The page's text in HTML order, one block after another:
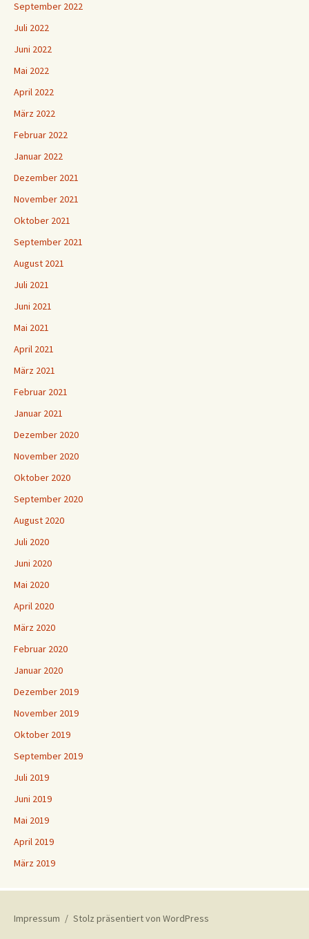
September 2022
Juli 2022
Juni 2022
Mai 2022
April 2022
März 2022
Februar 2022
Januar 2022
Dezember 2021
November 2021
Oktober 2021
September 2021
August 2021
Juli 2021
Juni 2021
Mai 2021
April 2021
März 2021
Februar 2021
Januar 2021
Dezember 2020
November 2020
Oktober 2020
September 2020
August 2020
Juli 2020
Juni 2020
Mai 2020
April 2020
März 2020
Februar 2020
Januar 2020
Dezember 2019
November 2019
Oktober 2019
September 2019
Juli 2019
Juni 2019
Mai 2019
April 2019
März 2019
Impressum Stolz präsentiert von WordPress